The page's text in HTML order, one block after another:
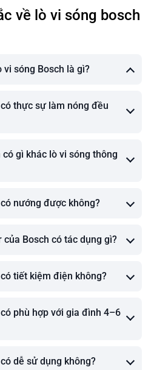
về lò vi sóng bosch
vi sóng Bosch là gì?
thực sự làm nóng đều
có gì khác lò vi sóng thông
nướng được không?
của Bosch có tác dụng gì?
tiết kiệm điện không?
phù hợp với gia đình 4–6
dễ sử dụng không?